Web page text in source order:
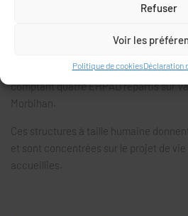
Refuser
Voir les
Politique de cookiesDéclaration
Les Résidences MAREVA est un
comptant quatre EHPAD répartis sur
Morbihan.
Ces structures à taille humaine
et sont concentrées sur le projet de vie
accueillies.